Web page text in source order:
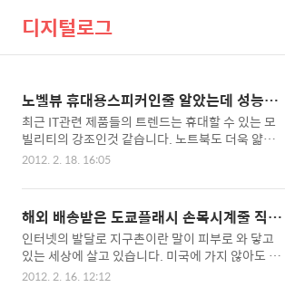
디지털로그
노벨뷰 휴대용스피커인줄 알았는데 성능은
미니오디오
최근 IT관련 제품들의 트렌드는 휴대할 수 있는 모
빌리티의 강조인것 같습니다. 노트북도 더욱 얇아지
고 가벼워지면서 이젠 한손으로 들고 다녀도 부담없
많아지면서도 더욱 슬림해지면서 휴대성이 강조되
고 있습니다. 이런 모빌리티가 스피커에도 적용되었
다면 어떨까요? 그동안 우리들이 사용하던 PC용 스
피커는 단순하게 소리를 들려주는 기능과 인테리어
효과이외는 다른 기능을 기대해볼 수 없었지만 이제
는 스피커도 진화하고 있습니다. 단순한 휴대용스피
2012. 2. 18. 16:05
해외 배송받은 도쿄플래시 손목시계줄 직접
줄이기 노하우
인터넷의 발달로 지구촌이란 말이 피부로 와 닿고
있는 세상에 살고 있습니다. 미국에 가지 않아도 구
글지도를 통해서 미국 시내의 도로를 속속들이 구경
2012. 2. 16. 12:12